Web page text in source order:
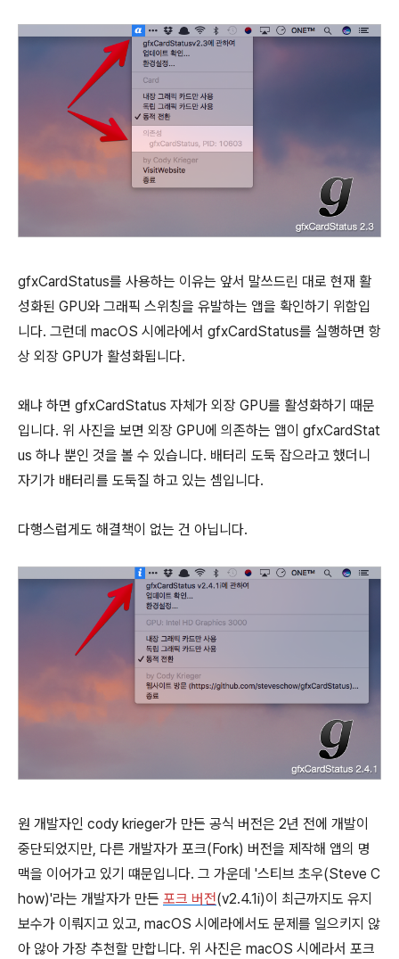
gfxCardStatus를 사용하는 이유는 앞서 말쓰드린 대로 현재 활
성화된 GPU와 그래픽 스위칭을 유발하는 앱을 확인하기 위함입
니다. 그런데 macOS 시에라에서 gfxCardStatus를 실행하면 항
상 외장 GPU가 활성화됩니다.
왜냐 하면 gfxCardStatus 자체가 외장 GPU를 활성화하기 때문
입니다. 위 사진을 보면 외장 GPU에 의존하는 앱이 gfxCardStat
us 하나 뿐인 것을 볼 수 있습니다. 배터리 도둑 잡으라고 했더니
자기가 배터리를 도둑질 하고 있는 셈입니다.
다행스럽게도 해결책이 없는 건 아닙니다.
원 개발자인 cody krieger가 만든 공식 버전은 2년 전에 개발이
중단되었지만, 다른 개발자가 포크(Fork) 버전을 제작해 앱의 명
맥을 이어가고 있기 떄문입니다. 그 가운데 '스티브 초우(Steve C
how)'라는 개발자가 만든 포크 버전(v2.4.1i)이 최근까지도 유지
보수가 이뤄지고 있고, macOS 시에라에서도 문제를 일으키지 않
아 않아 가장 추천할 만합니다. 위 사진은 macOS 시에라서 포크